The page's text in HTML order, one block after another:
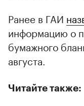
Ранее в ГАИ
информацию о
бумажного
августа.
Читайте также: